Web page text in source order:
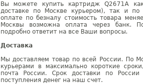
Вы можете купить картридж Q2671A
доставке по Москве курьером), так и по
оплате по безналу стоимость товара
Москвы возможна оплата через банк.
подробно ответит на все Ваши вопросы.
Доставка
Мы доставляем товар по всей России. По
курьерами в максимально короткие
почта России. Срок доставки по
поступления денег на наш счет.